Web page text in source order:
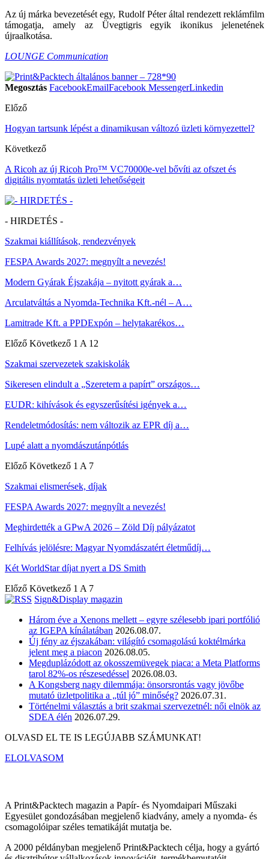
Az új márka bevezetését egy, Rudolf Péter által rendezett reklámfilm
támogatja, amely az Üvegtigris egyik ikonikus jelenetének
újraalkotása.
LOUNGE Communication
Megosztás FacebookEmailFacebook MessengerLinkedin
Előző
Hogyan tartsunk lépést a dinamikusan változó üzleti környezettel?
Következő
A Ricoh az új Ricoh Pro™ VC70000e-vel bővíti az ofszet és
digitális nyomtatás üzleti lehetőségeit
- HIRDETÉS -
Szakmai kiállítások, rendezvények
FESPA Awards 2027: megnyílt a nevezés!
Modern Gyárak Éjszakája – nyitott gyárak a…
Arculatváltás a Nyomda-Technika Kft.-nél – A…
Lamitrade Kft. a PPDExpón – helytakarékos…
Előző Következő 1 A 12
Szakmai szervezetek szakiskolák
Sikeresen elindult a „Szeretem a papírt” országos…
EUDR: kihívások és egyszerűsítési igények a…
Rendeletmódosítás: nem változik az EPR díj a…
Lupé alatt a nyomdászutánpótlás
Előző Következő 1 A 7
Szakmai elismerések, díjak
FESPA Awards 2027: megnyílt a nevezés!
Meghirdették a GPwA 2026 – Zöld Díj pályázatot
Felhívás jelölésre: Magyar Nyomdászatért életműdíj…
Két WorldStar díjat nyert a DS Smith
Előző Következő 1 A 7
Sign&Display magazin
Három éve a Xenons mellett – egyre szélesebb ipari portfólió
az IGEPA kínálatában 2026.08.07.
Új fény az éjszakában: világító csomagolású koktélmárka
jelent meg a piacon 2026.08.05.
Megduplázódott az okosszemüvegek piaca: a Meta Platforms
tarol 82%-os részesedéssel 2026.08.03.
A Kongsberg nagy dilemmája: önsorsrontás vagy jövőbe
mutató üzletpolitika a „túl jó” minőség? 2026.07.31.
Történelmi választás a brit szakmai szervezetnél: női elnök az
SDEA élén 2026.07.29.
OLVASD EL TE IS LEGÚJABB SZÁMUNKAT!
ELOLVASOM
A Print&Packtech magazin a Papír- és Nyomdaipari Műszaki
Egyesület gondozásában megjelenő kiadvány, amely a nyomda- és
csomagolóipar széles tematikáját mutatja be.
A 2000 példányban megjelenő Print&Packtech célja, hogy a gyártó